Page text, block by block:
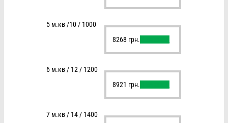
5 м.кв /10 / 1000
8268 грн.
6 м.кв / 12 / 1200
8921 грн.
7 м.кв / 14 / 1400